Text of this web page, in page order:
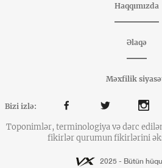
Haqqımızda
Əlaqə
Məxfilik
Bizi izlə:
Toponimlər, terminologiya və dərc
fikirlər qurumun fikirlərini
2025 - Bütün